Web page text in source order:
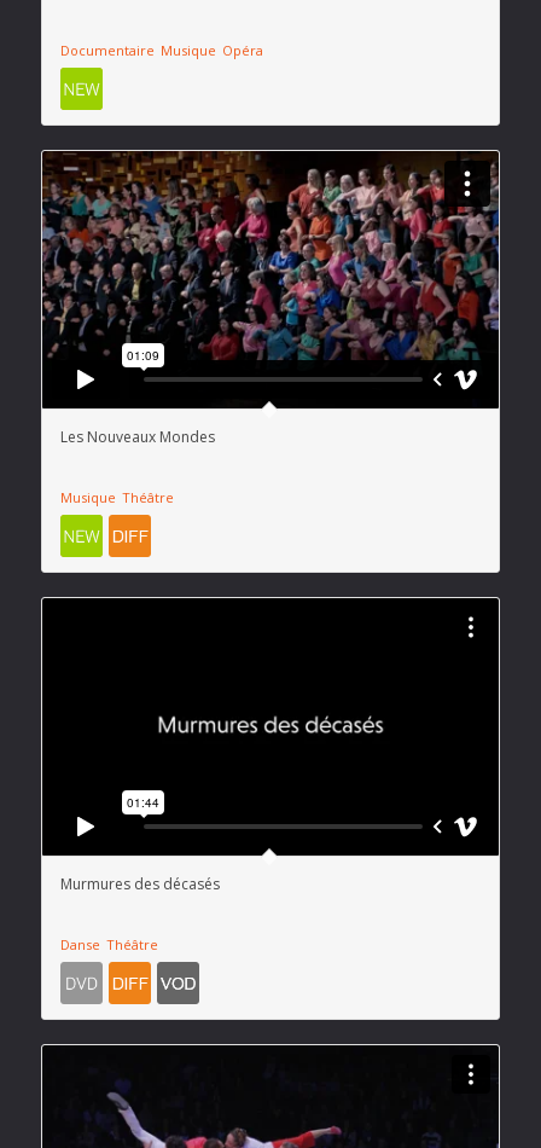
Documentaire Musique Opéra
Les Nouveaux Mondes
Musique Théâtre
Murmures des décasés
Danse Théâtre